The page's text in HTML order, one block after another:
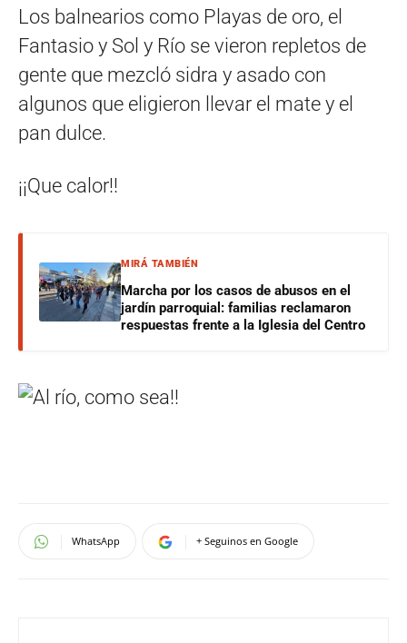
Los balnearios como Playas de oro, el
Fantasio y Sol y Río se vieron repletos de
gente que mezcló sidra y asado con
algunos que eligieron llevar el mate y el
pan dulce.
¡¡Que calor!!
MIRÁ TAMBIÉN
Marcha por los casos de abusos en el
jardín parroquial: familias reclamaron
respuestas frente a la Iglesia del Centro
WhatsApp + Seguinos en Google